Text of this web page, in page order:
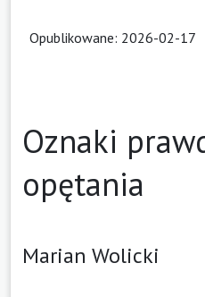
Opublikowane: 2026-02-17
Oznaki
opętania
Marian Wolicki